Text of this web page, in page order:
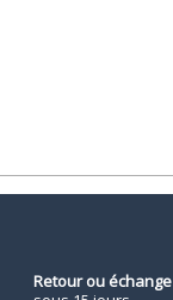
Retour ou échange